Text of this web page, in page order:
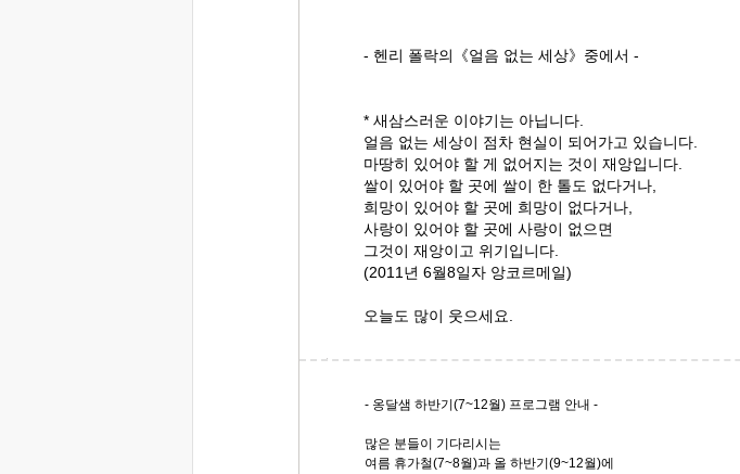
- 헨리 폴락의《얼음 없는 세상》중에서 -
* 새삼스러운 이야기는 아닙니다.
얼음 없는 세상이 점차 현실이 되어가고 있습니다.
마땅히 있어야 할 게 없어지는 것이 재앙입니다.
쌀이 있어야 할 곳에 쌀이 한 톨도 없다거나,
희망이 있어야 할 곳에 희망이 없다거나,
사랑이 있어야 할 곳에 사랑이 없으면
그것이 재앙이고 위기입니다.
(2011년 6월8일자 앙코르메일)
오늘도 많이 웃으세요.
- 옹달샘 하반기(7~12월) 프로그램 안내 -
많은 분들이 기다리시는
여름 휴가철(7~8월)과 올 하반기(9~12월)에